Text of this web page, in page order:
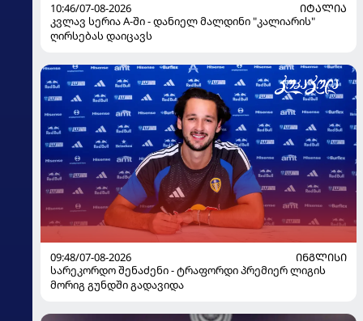
10:46/07-08-2026
ᲘᲢᲐᲚᲘᲐ
კვლავ სერია A-ში - დანიელ მალდინი "კალიარის"
ღირსებას დაიცავს
09:48/07-08-2026
ᲘᲜᲒᲚᲘᲡᲘ
სარეკორდო შენაძენი - ტრაფორდი პრემიერ ლიგის
მორიგ გუნდში გადავიდა